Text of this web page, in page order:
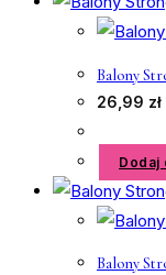
Balony
26,99 zł
Dodaj
Balony